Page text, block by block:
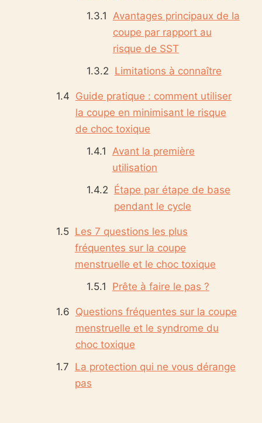
Avantages principaux de la
coupe par rapport au
risque de SST
Limitations à connaître
Guide pratique : comment utiliser
la coupe en minimisant le risque
de choc toxique
Avant la première
utilisation
Étape par étape de base
pendant le cycle
Les 7 questions les plus
fréquentes sur la coupe
menstruelle et le choc toxique
Prête à faire le pas ?
Questions fréquentes sur la coupe
menstruelle et le syndrome du
choc toxique
La protection qui ne vous dérange
pas